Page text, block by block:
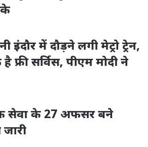
इंदौर में दौड़ने लगी मेट्रो ट्रेन,
फ्री सर्विस, पीएम मोदी ने
सेवा के 27 अफसर बने